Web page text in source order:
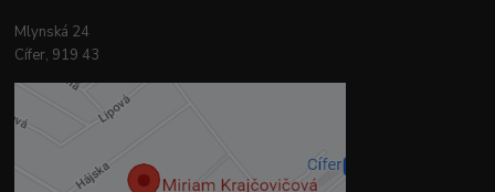
Mlynská 24
Cífer, 919 43